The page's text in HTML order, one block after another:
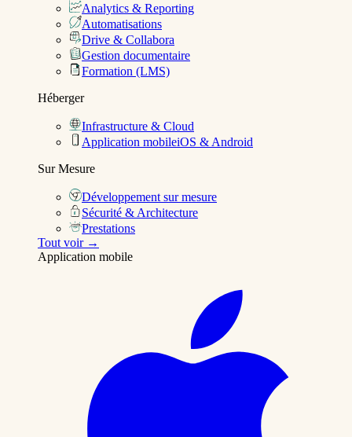
Analytics & Reporting
Automatisations
Drive & Collabora
Gestion documentaire
Formation (LMS)
Héberger
Infrastructure & Cloud
Application mobileiOS & Android
Sur Mesure
Développement sur mesure
Sécurité & Architecture
Prestations
Tout voir →
Application mobile